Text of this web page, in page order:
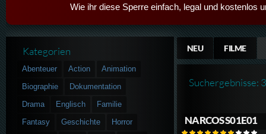
Wie ihr diese Sperre einfach, legal und kostenlos
NEU FILME
Suchergebnisse:
NARCOS S01E01
Kategorien
Abenteuer Action
Animation
Biographie
Dokumentation
Drama
Englisch
Familie
Fantasy
Geschichte
Horror